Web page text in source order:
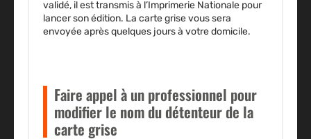
validé, il est transmis à l’Imprimerie Nationale pour
lancer son édition. La carte grise vous sera
envoyée après quelques jours à votre domicile.
Faire appel à un professionnel pour
modifier le nom du détenteur de la
carte grise